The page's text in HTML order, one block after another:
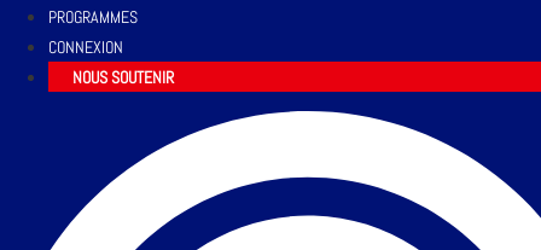
PROGRAMMES
CONNEXION
NOUS SOUTENIR